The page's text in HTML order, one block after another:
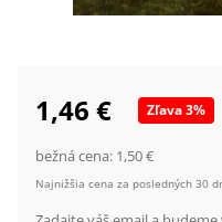
1,46 € Zľava3%
bežná cena: 1,50 €
Najnižšia cena za posledných 30